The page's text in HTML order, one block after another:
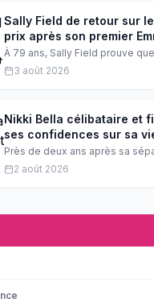
émouvant. Toutes les
dans l'émission phare Dancing
saison 35 avec Kamri Peterson.
Sally Field de retour sur
prix après son premier
À 79 ans, Sally Field prouve
intemporel. Alors qu'elle brille à
série Netflix "Remarkably Bright
3 août 2026
Nikki Bella célibataire et
ses confidences sur sa
après Artem Chigvintsev
Près de deux ans après sa
Artem Chigvintsev, Nikki Bella
sa vie sentimentale. La star du
déclaration qui en dit long sur
2 août 2026